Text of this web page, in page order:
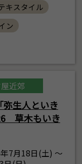
キスタイル
ン
近郊
弥生人といき
草木もいき
7月18日(土) ～